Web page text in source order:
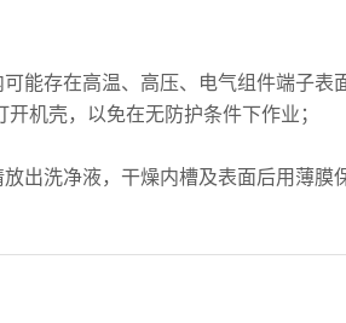
能存在高温、高压、电气组件端子表
机壳，以免在无防护条件下作业；
出洗净液，干燥内槽及表面后用薄膜